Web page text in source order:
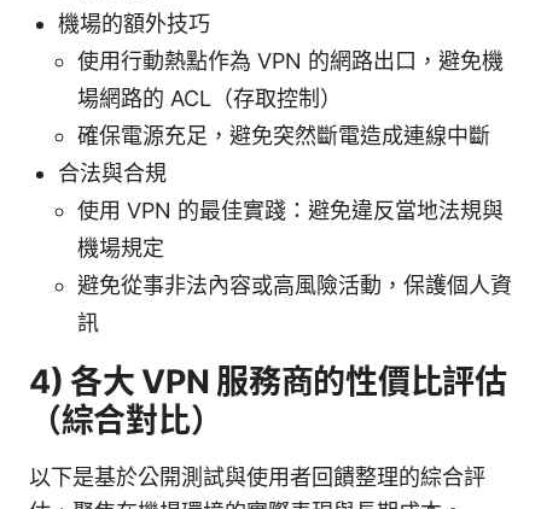
機場的額外技巧
使用行動熱點作為 VPN 的網路出口，避免機
場網路的 ACL（存取控制）
確保電源充足，避免突然斷電造成連線中斷
合法與合規
使用 VPN 的最佳實踐：避免違反當地法規與
機場規定
避免從事非法內容或高風險活動，保護個人資
訊
4) 各大 VPN 服務商的性價比評估
（綜合對比）
以下是基於公開測試與使用者回饋整理的綜合評